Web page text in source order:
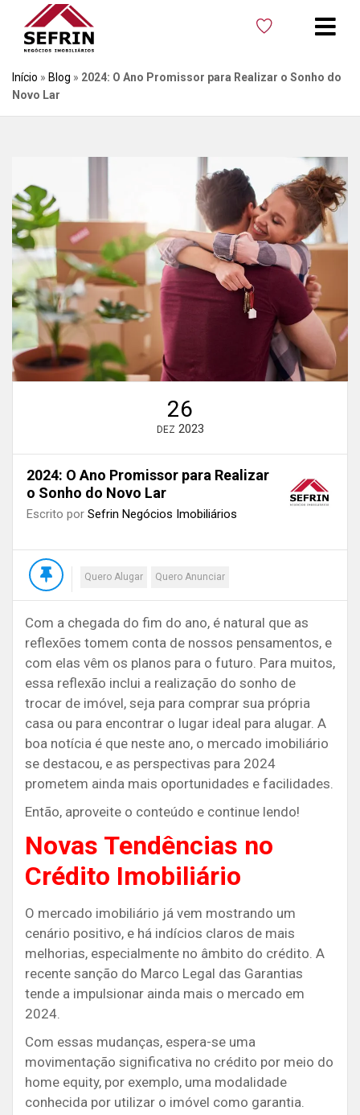
Início » Blog » 2024: O Ano Promissor para Realizar o Sonho do
Novo Lar
26
DEZ 2023
2024: O Ano Promissor para Realizar
o Sonho do Novo Lar
Escrito por Sefrin Negócios Imobiliários
Quero Alugar Quero Anunciar
Com a chegada do fim do ano, é natural que as
reflexões tomem conta de nossos pensamentos, e
com elas vêm os planos para o futuro. Para muitos,
essa reflexão inclui a realização do sonho de
trocar de imóvel, seja para comprar sua própria
casa ou para encontrar o lugar ideal para alugar. A
boa notícia é que neste ano, o mercado imobiliário
se destacou, e as perspectivas para 2024
prometem ainda mais oportunidades e facilidades.
Então, aproveite o conteúdo e continue lendo!
Novas Tendências no
Crédito Imobiliário
O mercado imobiliário já vem mostrando um
cenário positivo, e há indícios claros de mais
melhorias, especialmente no âmbito do crédito. A
recente sanção do Marco Legal das Garantias
tende a impulsionar ainda mais o mercado em
2024.
Com essas mudanças, espera-se uma
movimentação significativa no crédito por meio do
home equity, por exemplo, uma modalidade
conhecida por utilizar o imóvel como garantia.